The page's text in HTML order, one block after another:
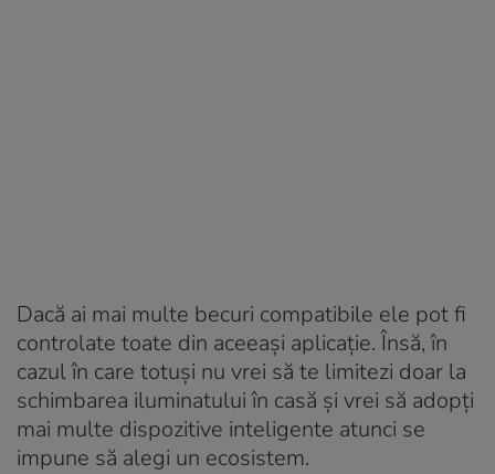
Dacă ai mai multe becuri compatibile ele pot fi
controlate toate din aceeași aplicație. Însă, în
cazul în care totuși nu vrei să te limitezi doar la
schimbarea iluminatului în casă și vrei să adopți
mai multe dispozitive inteligente atunci se
impune să alegi un ecosistem.